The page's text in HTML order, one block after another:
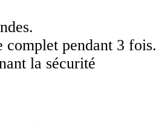
complet pendant 3 fois.
la sécurité